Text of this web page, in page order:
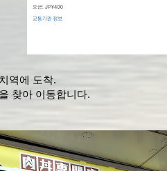
역에 도착.
찾아 이동합니다.